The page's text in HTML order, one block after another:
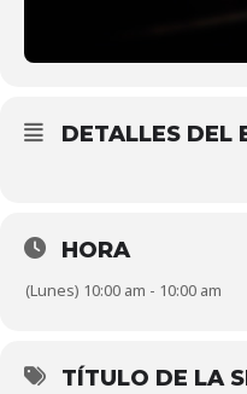
DETALLES DEL
HORA
(Lunes) 10:00 am - 10:00 am
TÍTULO DE LA